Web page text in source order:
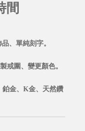
間
、單純刻字。
戒圍、變更顏色。
鉑金、K金、天然鑽